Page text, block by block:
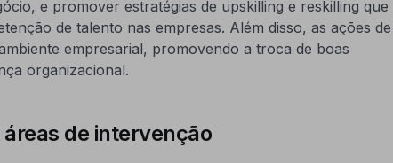
e promover estratégias de upskilling e reskilling que
de talento nas empresas. Além disso, as ações de
empresarial, promovendo a troca de boas
organizacional.
de intervenção